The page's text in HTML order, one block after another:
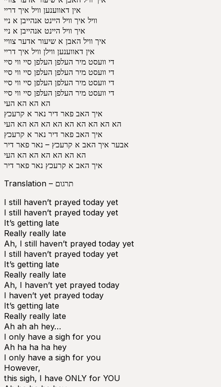
אין דאווענען וויל איך דריי
וויל איך וויל היינט אנהייבן א ניי
איך וויל היינט אנהייבן א ניי
איך וויל האבן א שיעור אדער צוויי
אין דאווענען ווילן וויל איך דריי
די וועסט מיר העלפן העלפן סיי ווי סיי
די וועסט מיר העלפן העלפן סיי ווי סיי
די וועסט מיר העלפן העלפן סיי ווי סיי
די וועסט מיר העלפן העלפן סיי ווי סיי
הא הא הא העי
איך האב פאר דיר נאר א קרעכץ
הא הא הא הא הא הא הא הא הא העי
איך האב פאר דיר נאר א קרעכץ
אבער איך האב א קרעכץ – נאר פאר דיר
הא הא הא הא הא הא העי
איך האב א קרעכץ נאר פאר דיר
Translation – תרגום
I still haven’t prayed today yet
I still haven’t prayed today yet
It’s getting late
Really really late
Ah, I still haven’t prayed today yet
I still haven’t prayed today yet
It’s getting late
Really really late
Ah, I haven’t yet prayed today
I haven’t yet prayed today
It’s getting late
Really really late
Ah ah ah hey…
I only have a sigh for you
Ah ha ha ha hey
I only have a sigh for you
However,
this sigh, I have ONLY for YOU